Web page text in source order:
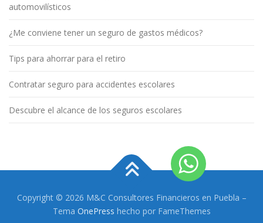
automovilísticos
¿Me conviene tener un seguro de gastos médicos?
Tips para ahorrar para el retiro
Contratar seguro para accidentes escolares
Descubre el alcance de los seguros escolares
Copyright © 2026 M&C Consultores Financieros en Puebla –
Tema OnePress hecho por FameThemes